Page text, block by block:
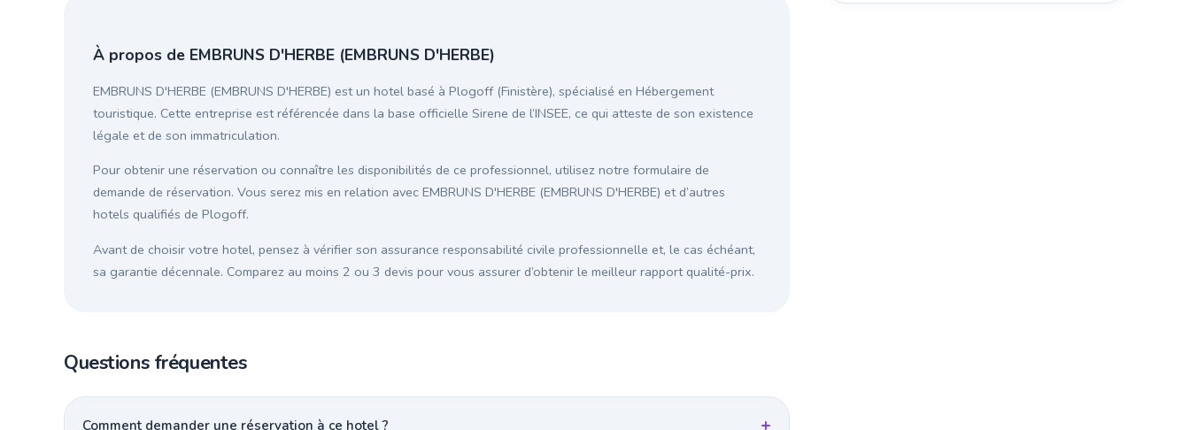
À propos de EMBRUNS D'HERBE (EMBRUNS D'HERBE)
EMBRUNS D'HERBE (EMBRUNS D'HERBE) est un hotel basé à Plogoff (Finistère), spécialisé en Hébergement
touristique. Cette entreprise est référencée dans la base officielle Sirene de l’INSEE, ce qui atteste de son existence
légale et de son immatriculation.
Pour obtenir une réservation ou connaître les disponibilités de ce professionnel, utilisez notre formulaire de
demande de réservation. Vous serez mis en relation avec EMBRUNS D'HERBE (EMBRUNS D'HERBE) et d’autres
hotels qualifiés de Plogoff.
Avant de choisir votre hotel, pensez à vérifier son assurance responsabilité civile professionnelle et, le cas échéant,
sa garantie décennale. Comparez au moins 2 ou 3 devis pour vous assurer d’obtenir le meilleur rapport qualité-prix.
Questions fréquentes
Comment demander une réservation à ce hotel ?